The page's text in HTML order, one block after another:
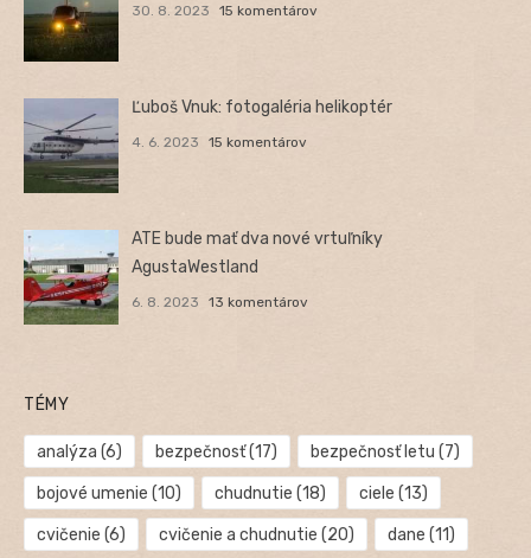
30. 8. 2023 15 komentárov
Ľuboš Vnuk: fotogaléria helikoptér
4. 6. 2023 15 komentárov
ATE bude mať dva nové vrtuľníky
AgustaWestland
6. 8. 2023 13 komentárov
TÉMY
analýza (6) bezpečnosť(17) bezpečnosť letu (7)
bojové umenie (10) chudnutie (18) ciele (13)
cvičenie (6) cvičenie a chudnutie (20) dane (11)